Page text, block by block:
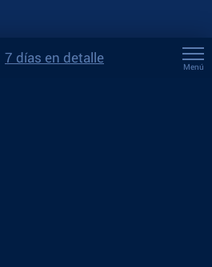
7 días en detalle
Menú